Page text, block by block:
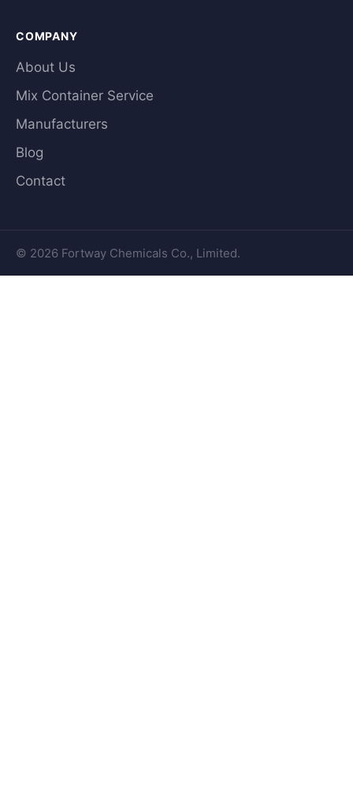
COMPANY
About Us
Mix Container Service
Manufacturers
Blog
Contact
© 2026 Fortway Chemicals Co., Limited.